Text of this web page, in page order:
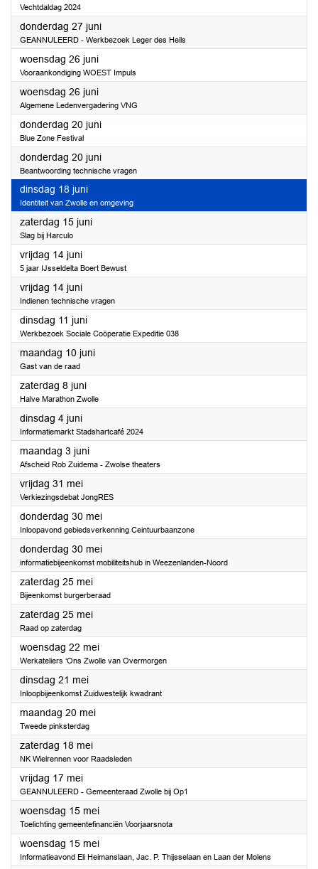
Vechtdaldag 2024
donderdag 27 juni2024
GEANNULEERD - Werkbezoek Leger des Heils
woensdag 26 juni2024
Vooraankondiging WOEST Impuls
woensdag 26 juni2024
Algemene Ledenvergadering VNG
donderdag 20 juni2024
Blue Zone Festival
donderdag 20 juni2024
Beantwoording technische vragen
dinsdag 18 juni2024
Identiteit van Zwolle en omgeving
zaterdag 15 juni2024
Slag bij Harculo
vrijdag 14 juni2024
5 jaar IJsseldelta Boert Bewust
vrijdag 14 juni2024
Indienen technische vragen
dinsdag 11 juni2024
Werkbezoek Sociale Coöperatie Expeditie 038
maandag 10 juni2024
Gast van de raad
zaterdag 8 juni2024
Halve Marathon Zwolle
dinsdag 4 juni2024
Informatiemarkt Stadshartcafé 2024
maandag 3 juni2024
Afscheid Rob Zuidema - Zwolse theaters
vrijdag 31 mei2024
Verkiezingsdebat JongRES
donderdag 30 mei2024
Inloopavond gebiedsverkenning Ceintuurbaanzone
donderdag 30 mei2024
informatiebijeenkomst mobiliteitshub in Weezenlanden-Noord
zaterdag 25 mei2024
Bijeenkomst burgerberaad
zaterdag 25 mei2024
Raad op zaterdag
woensdag 22 mei2024
Werkateliers ‘Ons Zwolle van Overmorgen
dinsdag 21 mei2024
Inloopbijeenkomst Zuidwestelijk kwadrant
maandag 20 mei2024
Tweede pinksterdag
zaterdag 18 mei2024
NK Wielrennen voor Raadsleden
vrijdag 17 mei2024
GEANNULEERD - Gemeenteraad Zwolle bij Op1
woensdag 15 mei2024
Toelichting gemeentefinanciën Voorjaarsnota
woensdag 15 mei2024
Informatieavond Eli Heimanslaan, Jac. P. Thijsselaan en Laan der Molens